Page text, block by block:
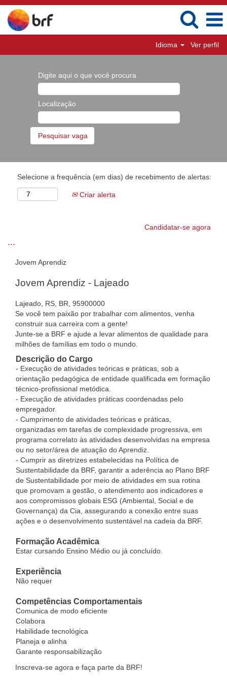
Idioma Ver perfil
Digite aqui o que você procura
Localização
Selecione a frequência (em dias) de recebimento de alertas:
Criar alerta
Candidatar-se agora
...
Jovem Aprendiz
Jovem Aprendiz - Lajeado
Lajeado, RS, BR, 95900000
Se você tem paixão por trabalhar com alimentos, venha
construir sua carreira com a gente!
Junte-se a BRF e ajude a levar alimentos de qualidade para
milhões de famílias em todo o mundo.
Descrição do Cargo
- Execução de atividades teóricas e práticas, sob a
orientação pedagógica de entidade qualificada em formação
técnico-profissional metódica.
- Execução de atividades práticas coordenadas pelo
empregador.
- Cumprimento de atividades teóricas e práticas,
organizadas em tarefas de complexidade progressiva, em
programa correlato às atividades desenvolvidas na empresa
ou no setor/área de atuação do Aprendiz.
- Cumprir as diretrizes estabelecidas na Política de
Sustentabilidade da BRF, garantir a aderência ao Plano BRF
de Sustentabilidade por meio de atividades em sua rotina
que promovam a gestão, o atendimento aos indicadores e
aos compromissos globais ESG (Ambiental, Social e de
Governança) da Cia, assegurando a conexão entre suas
ações e o desenvolvimento sustentável na cadeia da BRF.
Formação Acadêmica
Estar cursando Ensino Médio ou já concluído.
Experiência
Não requer
Competências Comportamentais
Comunica de modo eficiente
Colabora
Habilidade tecnológica
Planeja e alinha
Garante responsabilização
Inscreva-se agora e faça parte da BRF!